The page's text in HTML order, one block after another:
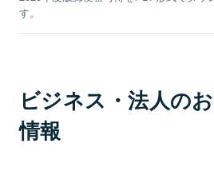
す。
ビジネス・法人の
情報